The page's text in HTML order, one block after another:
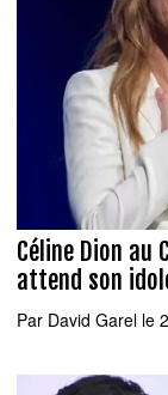
Céline Dion au
attend son
Par David Garel le